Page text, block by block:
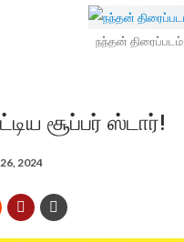
நந்தன் திரைப்படம்
சூப்பர் ஸ்டார்!
2024